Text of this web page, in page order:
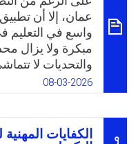
عمان، إلا أن
واسع في
مبكرة ولا يزال
والتحديات لا
ذلك عدم كفاية
الاصطناعي على وجه
التكنولوجية
المرتفعة المرتبطة
08-03-2026
الكفايات